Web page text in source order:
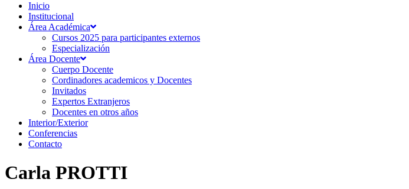
Inicio
Institucional
Área Académica
Cursos 2025 para participantes externos
Especialización
Área Docente
Cuerpo Docente
Cordinadores academicos y Docentes
Invitados
Expertos Extranjeros
Docentes en otros años
Interior/Exterior
Conferencias
Contacto
Carla PROTTI